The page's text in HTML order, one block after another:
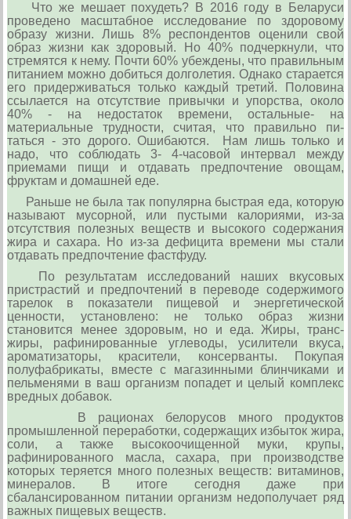
Что же мешает похудеть? В 2016 году в Беларуси
проведено мас­штабное исследование по здоровому
образу жизни. Лишь 8% респондентов оценили свой
образ жизни как здоровый. Но 40% подчеркнули, что
стре­мятся к нему. Почти 60% убеж­дены, что правильным
питанием можно добиться долголетия. Од­нако старается
его придер­живаться только каждый третий. Половина
ссыла­ется на отсутствие при­вычки и упорства, око­ло
40% - на недостаток времени, остальные- на
материальные трудности, считая, что правильно пи­
таться - это дорого. Оши­баются. Нам лишь только и
надо, что соблюдать 3- 4-часовой интер­вал между
приемами пищи и от­давать предпочтение овощам,
фруктам и домашней еде.
Раньше не была так популяр­на быстрая еда, которую
называ­ют мусорной, или пустыми кало­риями, из-за
отсутствия полезных веществ и высокого содержания
жира и сахара. Но из-за дефи­цита времени мы стали
отдавать предпочтение фастфуду.
По результатам исследований наших вкусовых
пристрастий и предпочте­ний в переводе содержимого
тарелок в показатели пищевой и энергетической
ценности, установлено: не только образ жизни
становится менее здоровым, но и еда. Жиры, транс-
жиры, рафинированные углеводы, усилители вкуса,
арома­тизаторы, красители, кон­серванты. Покупая
полуфа­брикаты, вместе с магазинными блинчиками и
пельменями в ваш организм попадет и целый комплекс
вредных добавок.
В рационах белорусов много продуктов
промышленной перера­ботки, содержащих избыток жира,
соли, а также высокоочищенной му­ки, крупы,
рафинированного масла, сахара, при производстве
которых теряется много полезных веществ: витаминов,
минералов. В итоге сегодня даже при
сбалансированном пи­тании организм недополуча­ет ряд
важных пищевых ве­ществ.